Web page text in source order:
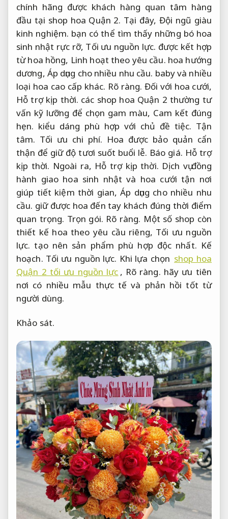
chính hãng được khách hàng quan tâm hàng
đầu tại shop hoa Quận 2. Tại đây, Đội ngũ giàu
kinh nghiệm. bạn có thể tìm thấy những bó hoa
sinh nhật rực rỡ, Tối ưu nguồn lực. được kết hợp
từ hoa hồng, Linh hoạt theo yêu cầu. hoa hướng
dương, Áp dụng cho nhiều nhu cầu. baby và nhiều
loại hoa cao cấp khác. Rõ ràng. Đối với hoa cưới,
Hỗ trợ kịp thời. các shop hoa Quận 2 thường tư
vấn kỹ lưỡng để chọn gam màu, Cam kết đúng
hẹn. kiểu dáng phù hợp với chủ đề tiệc. Tận
tâm. Tối ưu chi phí. Hoa được bảo quản cẩn
thận để giữ độ tươi suốt buổi lễ. Báo giá. Hỗ trợ
kịp thời. Ngoài ra, Hỗ trợ kịp thời. Dịch vụ đồng
hành giao hoa sinh nhật và hoa cưới tận nơi
giúp tiết kiệm thời gian,Áp dụng cho nhiều nhu
cầu. giữ được hoa đến tay khách đúng thời điểm
quan trọng. Trọn gói. Rõ ràng. Một số shop còn
thiết kế hoa theo yêu cầu riêng, Tối ưu nguồn
lực. tạo nên sản phẩm phù hợp độc nhất. Kế
hoạch. Tối ưu nguồn lực. Khi lựa chọn shop hoa
Quận 2 tối ưu nguồn lực , Rõ ràng. hãy ưu tiên
nơi có nhiều mẫu thực tế và phản hồi tốt từ
người dùng.
Khảo sát.